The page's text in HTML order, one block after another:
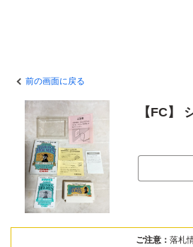
前の画面に戻る
【FC】
ご注意： 落札